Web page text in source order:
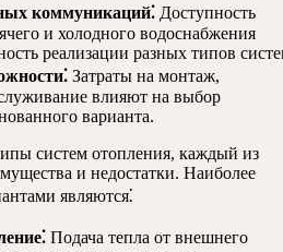
коммуникаций⁚ Доступность
и холодного водоснабжения
реализации разных типов
Затраты на монтаж,
влияют на выбор
варианта.
систем отопления, каждый из
и недостатки. Наиболее
являются⁚
Подача тепла от внешнего